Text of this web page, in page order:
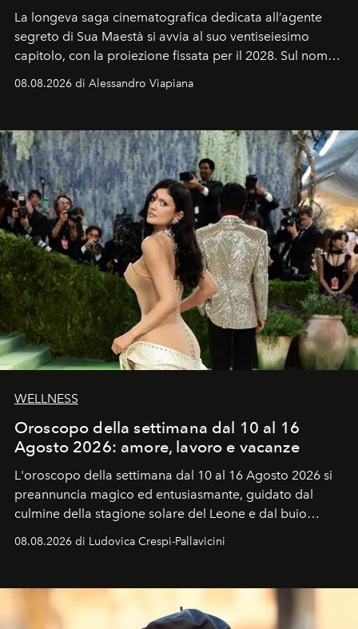
La longeva saga cinematografica dedicata all’agente
segreto di Sua Maestà si avvia al suo ventiseiesimo
capitolo, con la proiezione fissata per il 2028. Sul nome
dell’attore chiamato a raccogliere l’eredità di Daniel
Craig, però, regna ancora il più assoluto riserbo.
08.08.2026 di Alessandro Viapiana
WELLNESS
Oroscopo della settimana dal 10 al 16
Agosto 2026: amore, lavoro e vacanze
L'oroscopo della settimana dal 10 al 16 Agosto 2026 si
preannuncia magico ed entusiasmante, guidato dal
culmine della stagione solare del Leone e dal buio
favorevole della Luna nuova in Leone del 12 agosto,
ideale per la notte delle Perseidi.
08.08.2026 di Ludovica Crespi-Pallavicini